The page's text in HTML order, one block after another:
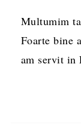
Multumim
Foarte bine
am servit in